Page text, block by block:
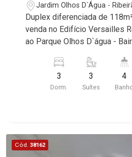
D`água - Ribeirão
Jardim Olhos D`Água -
Duplex diferenciada de
venda no Edifício Versailles
ao Parque Olhos D`água -
características deste imóvel
Imobiliária selecionou para você: - 118m² de
útil - 3 suítes com armários e
acabamento - Alto padrão Martinelli Imobiliária,
referência no mercado
3
Dorm.
3
Suítes
4
Cód. 38162